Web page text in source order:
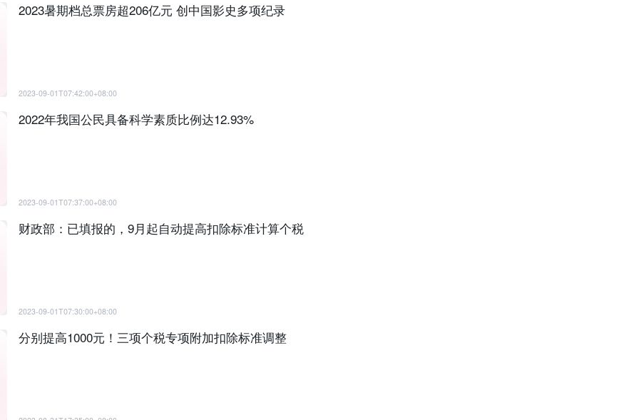
2023暑期档总票房超206亿元 创中国影史多项纪录
2023-09-01T07:42:00+08:00
2022年我国公民具备科学素质比例达12.93%
2023-09-01T07:37:00+08:00
财政部：已填报的，9月起自动提高扣除标准计算个税
2023-09-01T07:30:00+08:00
分别提高1000元！三项个税专项附加扣除标准调整